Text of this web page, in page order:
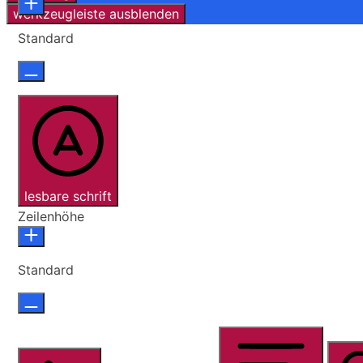
werkzeugleiste ausblenden
Standard
lesbare schrift
Zeilenhöhe
Standard